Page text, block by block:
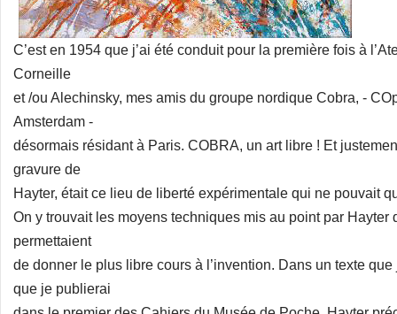
C’est en 1954 que j’ai été conduit pour la première fois à
Corneille
et /ou Alechinsky, mes amis du groupe nordique Cobra, -
Amsterdam -
désormais résidant à Paris. COBRA, un art libre ! Et
gravure de
Hayter, était ce lieu de liberté expérimentale qui ne pouvait
On y trouvait les moyens techniques mis au point par Hayter
permettaient
de donner le plus libre cours à l’invention. Dans un texte
que je publierai